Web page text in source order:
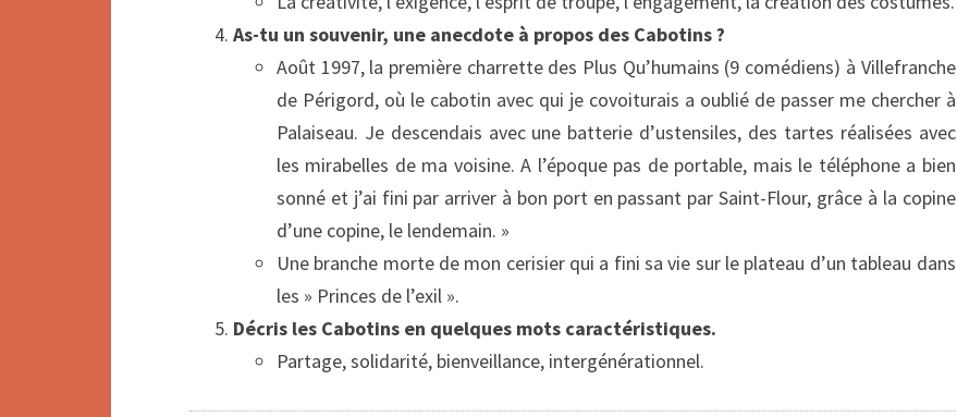
As-tu un souvenir, une anecdote à propos des Cabotins ?
Août 1997, la première charrette des Plus Qu’humains (9 comédiens) à Villefranche
de Périgord, où le cabotin avec qui je covoiturais a oublié de passer me chercher à
Palaiseau. Je descendais avec une batterie d’ustensiles, des tartes réalisées avec
les mirabelles de ma voisine. A l’époque pas de portable, mais le téléphone a bien
sonné et j’ai fini par arriver à bon port en passant par Saint-Flour, grâce à la copine
d’une copine, le lendemain. »
Une branche morte de mon cerisier qui a fini sa vie sur le plateau d’un tableau dans
les » Princes de l’exil ».
Décris les Cabotins en quelques mots caractéristiques.
Partage, solidarité, bienveillance, intergénérationnel.